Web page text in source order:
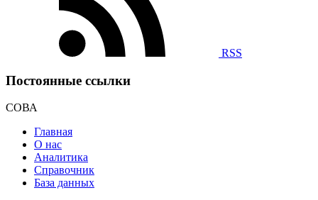
RSS
Постоянные ссылки
СОВА
Главная
О нас
Аналитика
Справочник
База данных